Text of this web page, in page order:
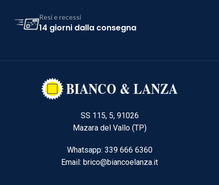
Resi e recessi
14 giorni dalla consegna
SS 115, 5, 91026
Mazara del Vallo (TP)
Whatsapp: 339 666 6360
Email: brico@biancoelanza.it